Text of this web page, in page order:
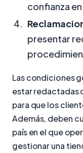
confianza
presentar
Las condiciones
estar redactadas
para que los
Además, deben
país en el que
gestionar una